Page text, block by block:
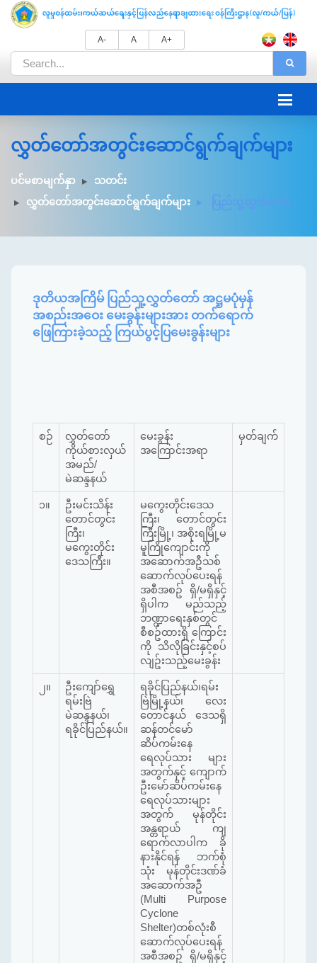
A- A A+
လွှတ်တော်အတွင်းဆောင်ရွက်ချက်များ
ပင်မစာမျက်နှာ
သတင်း
လွှတ်တော်အတွင်းဆောင်ရွက်ချက်များ
ပြည်သူ့လွှတ်တော်
ဒုတိယအကြိမ် ပြည်သူ့လွှတ်တော် အဋ္ဌမပုံမှန်
အစည်းအဝေး မေးခွန်းများအား တက်ရောက်
ဖြေကြားခဲ့သည့် ကြယ်ပွင့်ပြမေးခွန်းများ
စဉ်
လွှတ်တော်
ကိုယ်စားလှယ်
အမည်/
မဲဆန္ဒနယ်
မေးခွန်း
အကြောင်းအရာ
မှတ်ချက်
၁။
ဦးမင်းသိန်း
တောင်တွင်း
ကြီး၊
မကွေးတိုင်း
ဒေသကြီး။
မကွေးတိုင်းဒေသ
ကြီး၊ တောင်တွင်း
ကြီးမြို့၊ အစိုးရမြို့မ
မူကြိုကျောင်းကို
အဆောက်အဦသစ်
ဆောက်လုပ်ပေးရန်
အစီအစဥ် ရှိ/မရှိနှင့်
ရှိပါက မည်သည့်
ဘဏ္ဍာရေးနှစ်တွင်
စီစဥ်ထားရှိ ကြောင်း
ကို သိလိုခြင်းနှင့်စပ်
လျဥ်းသည့်မေးခွန်း
၂။
ဦးကျော်ရွှေ
ရမ်းဗြဲ
မဲဆန္ဒနယ်၊
ရခိုင်ပြည်နယ်။
ရခိုင်ပြည်နယ်၊ရမ်း
ဗြဲမြို့နယ်၊ လေး
တောင်နယ် ဒေသရှိ
ဆန်တင်မော်
ဆိပ်ကမ်းနေ
ရေလုပ်သား များ
အတွက်နှင့် ကျောက်
ဦးမော်ဆိပ်ကမ်းနေ
ရေလုပ်သားများ
အတွက် မုန်တိုင်း
အန္တရာယ် ကျ
ရောက်လာပါက ခို
နားနိုင်ရန် ဘက်စုံ
သုံး မုန်တိုင်းဒဏ်ခံ
အဆောက်အဦ
(Multi Purpose
Cyclone
Shelter)တစ်လုံးစီ
ဆောက်လုပ်ပေးရန်
အစီအစဥ် ရှိ/မရှိနှင့်